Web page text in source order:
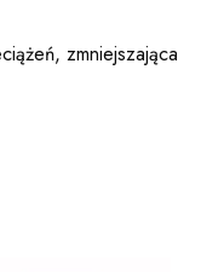
zmniejszająca